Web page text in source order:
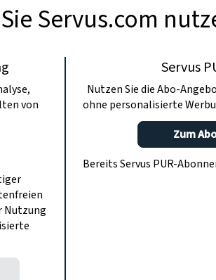
Servus.com
von
Nutzung
Servus
Nutzen Sie die Abo-
ohne personalisierte
Zum
Bereits Servus PUR-